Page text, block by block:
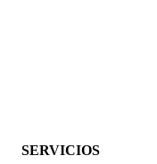
SERVICIOS